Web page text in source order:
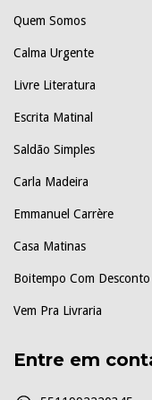
Quem Somos
Calma Urgente
Livre Literatura
Escrita Matinal
Saldão Simples
Carla Madeira
Emmanuel Carrère
Casa Matinas
Boitempo Com Desconto
Vem Pra Livraria
Entre em